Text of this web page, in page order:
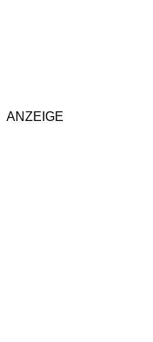
ANZEIGE